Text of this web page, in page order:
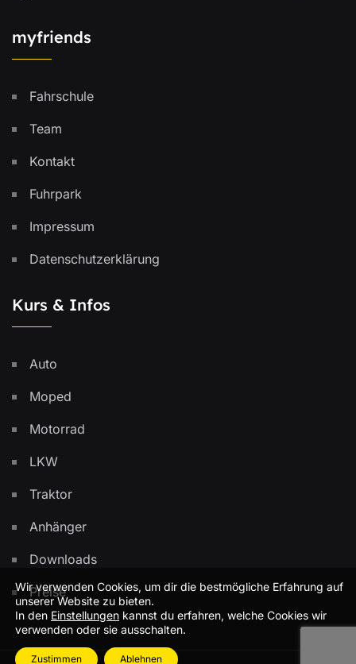
myfriends
Fahrschule
Team
Kontakt
Fuhrpark
Impressum
Datenschutzerklärung
Kurs & Infos
Auto
Moped
Motorrad
LKW
Traktor
Anhänger
Downloads
Preise
Wir verwenden Cookies, um dir die bestmögliche Erfahrung auf
unserer Website zu bieten.
In den Einstellungen kannst du erfahren, welche Cookies wir
verwenden oder sie ausschalten.
Zustimmen Ablehnen